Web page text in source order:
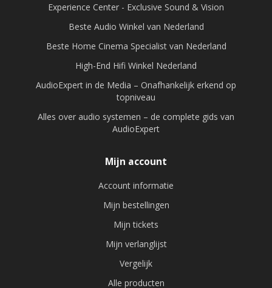
Experience Center - Exclusive Sound & Vision
Beste Audio Winkel van Nederland
Beste Home Cinema Specialist van Nederland
High-End Hifi Winkel Nederland
AudioExpert in de Media – Onafhankelijk erkend op
topniveau
Alles over audio systemen – de complete gids van
AudioExpert
Mijn account
Account informatie
Mijn bestellingen
Mijn tickets
Mijn verlanglijst
Vergelijk
Alle producten